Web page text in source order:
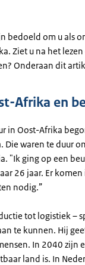
bedoeld om u als
Ziet u na het
Onderaan dit
Afrika en
in Oost-Afrika
Die waren te duur
"Ik ging op een
26 jaar. Er
nodig.”
tot logistiek –
te kunnen. Hij
In 2040 zijn
land is. In